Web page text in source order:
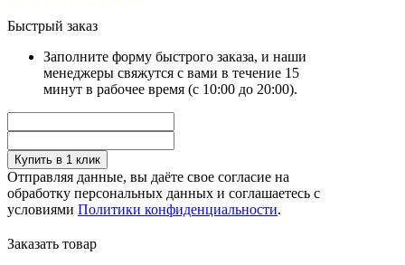
Быстрый заказ
Заполните форму быстрого заказа, и наши
менеджеры свяжутся с вами в течение 15
минут в рабочее время (с 10:00 до 20:00).
Купить в 1 клик
Отправляя данные, вы даёте свое согласие на
обработку персональных данных и соглашаетесь с
условиями Политики конфиденциальности.
Заказать товар